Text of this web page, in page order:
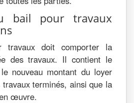
bail pour travaux
travaux doit comporter la
des travaux. Il contient le
nouveau montant du loyer
terminés, ainsi que la
œuvre.